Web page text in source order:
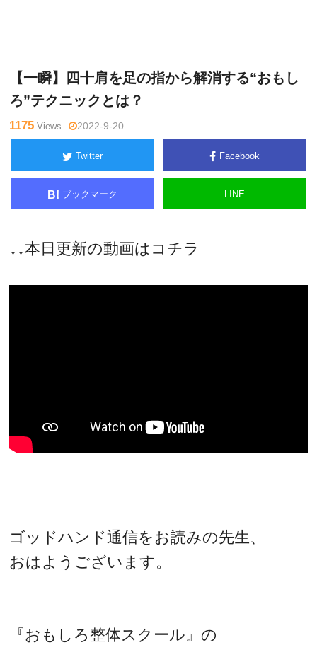
【一瞬】四十肩を足の指から解消する“おもし
ろ”テクニックとは？
1175 Views 2022-9-20
Twitter Facebook
B! ブックマーク LINE
↓↓本日更新の動画はコチラ
ゴッドハンド通信をお読みの先生、
おはようございます。
『おもしろ整体スクール』の